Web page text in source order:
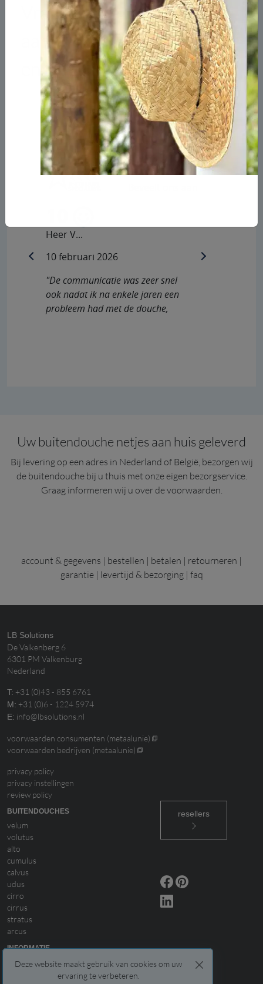
Deze website maakt gebruik van cookies om uw
ervaring te verbeteren.
Vraag de gratis brochure
aan
en laat u inspireren!
gratis brochure aanvragen
96.67%
Heer V...
10 februari 2026
"De communicatie was zeer snel
ook nadat ik na enkele jaren een
probleem had met de douche,
previous next
Uw buitendouche netjes aan huis geleverd
Bij levering op een adres in Nederland of België, bezorgen wij
de buitendouche bij u thuis met onze eigen bezorgservice.
Graag informeren wij u over de voorwaarden.
account & gegevens | bestellen | betalen | retourneren |
garantie| levertijd & bezorging| faq
LB Solutions
De Valkenberg 6
6301 PM Valkenburg
Nederland
T: +31 (0)43 - 855 6761
M: +31 (0)6 - 1224 5974
E: info@lbsolutions.nl
voorwaarden consumenten (metaalunie)
voorwaarden bedrijven (metaalunie)
privacy policy
privacy instellingen
review policy
BUITENDOUCHES
velum
volutus
alto
cumulus
calvus
udus
cirro
cirrus
stratus
arcus
INFORMATIE
levertijd & bezorging
installatie & veiligheid
resellers